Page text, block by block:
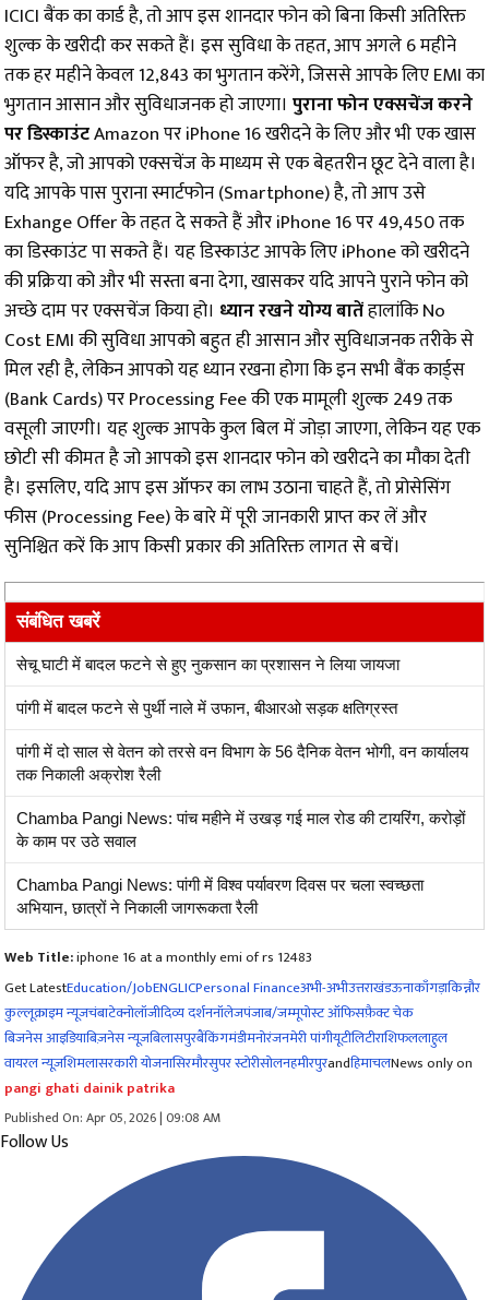
ICICI बैंक का कार्ड है, तो आप इस शानदार फोन को बिना किसी अतिरिक्त
शुल्क के खरीदी कर सकते हैं। इस सुविधा के तहत, आप अगले 6 महीने
तक हर महीने केवल ₹12,843 का भुगतान करेंगे, जिससे आपके लिए EMI का
भुगतान आसान और सुविधाजनक हो जाएगा। पुराना फोन एक्सचेंज करने
पर डिस्काउंटAmazon पर iPhone 16 खरीदने के लिए और भी एक खास
ऑफर है, जो आपको एक्सचेंज के माध्यम से एक बेहतरीन छूट देने वाला है।
यदि आपके पास पुराना स्मार्टफोन (Smartphone) है, तो आप उसे
Exhange Offer के तहत दे सकते हैं और iPhone 16 पर ₹49,450 तक
का डिस्काउंट पा सकते हैं। यह डिस्काउंट आपके लिए iPhone को खरीदने
की प्रक्रिया को और भी सस्ता बना देगा, खासकर यदि आपने पुराने फोन को
अच्छे दाम पर एक्सचेंज किया हो। ध्यान रखने योग्य बातेंहालांकि No
Cost EMI की सुविधा आपको बहुत ही आसान और सुविधाजनक तरीके से
मिल रही है, लेकिन आपको यह ध्यान रखना होगा कि इन सभी बैंक कार्ड्स
(Bank Cards) पर Processing Fee की एक मामूली शुल्क ₹249 तक
वसूली जाएगी। यह शुल्क आपके कुल बिल में जोड़ा जाएगा, लेकिन यह एक
छोटी सी कीमत है जो आपको इस शानदार फोन को खरीदने का मौका देती
है। इसलिए, यदि आप इस ऑफर का लाभ उठाना चाहते हैं, तो प्रोसेसिंग
फीस (Processing Fee) के बारे में पूरी जानकारी प्राप्त कर लें और
सुनिश्चित करें कि आप किसी प्रकार की अतिरिक्त लागत से बचें।
संबंधित खबरें
सेचू घाटी में बादल फटने से हुए नुकसान का प्रशासन ने लिया जायजा
पांगी में बादल फटने से पुर्थी नाले में उफान, बीआरओ सड़क क्षतिग्रस्त
पांगी में दो साल से वेतन को तरसे वन विभाग के 56 दैनिक वेतन भोगी, वन कार्यालय
तक निकाली अक्रोश रैली
Chamba Pangi News: पांच महीने में उखड़ गई माल रोड की टायरिंग, करोड़ों
के काम पर उठे सवाल
Chamba Pangi News: पांगी में विश्व पर्यावरण दिवस पर चला स्वच्छता
अभियान, छात्रों ने निकाली जागरूकता रैली
Web Title:iphone 16 at a monthly emi of rs 12483
Get LatestEducation/JobENGLICPersonal Financeअभी-अभीउत्तराखंडऊनाकाँगड़ाकिन्नौर
कुल्लूक्राइम न्यूजचंबाटेक्नोलॉजीदिव्य दर्शननॉलेजपंजाब/जम्मूपोस्ट ऑफिसफ़ैक्ट चेक
बिजनेस आइडियाबिज़नेस न्यूज़बिलासपुरबैंकिंगमंडीमनोरंजनमेरी पांगीयूटीलिटीराशिफललाहुल
वायरल न्यूज़शिमलासरकारी योजनासिरमौरसुपर स्टोरीसोलनहमीरपुरandहिमाचलNews only on
pangi ghati dainik patrika
Published On: Apr 05, 2026 | 09:08 AM
Follow Us